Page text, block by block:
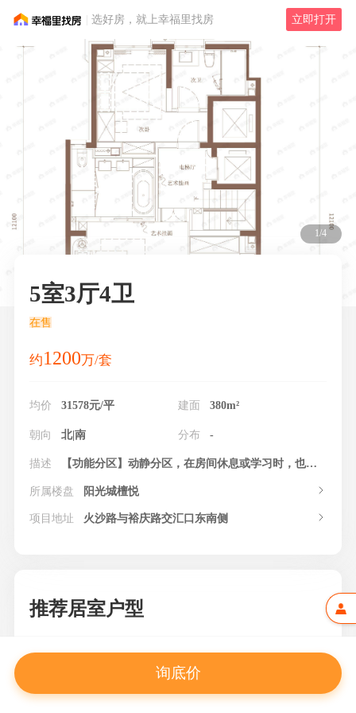
选好房，就上幸福里找房 立即打开
1/4
5室3厅4卫
在售
约1200万/套
均价 31578元/平 建面 380m²
朝向 北|南 分布 -
描述 【功能分区】动静分区，在房间休息或学习时，也不会受到动区声音的干扰。
所属楼盘 阳光城檀悦
项目地址 火沙路与裕庆路交汇口东南侧
推荐居室户型
询底价